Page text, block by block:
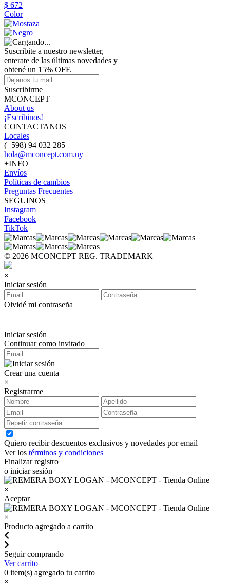
$ 672
Color
Suscribite a nuestro newsletter,
enterate de las últimas novedades y
obtené un 15% OFF.
Suscribirme
MCONCEPT
About us
¡Escribinos!
CONTACTANOS
Locales
(+598) 94 032 285
hola@mconcept.com.uy
+INFO
Envíos
Políticas de cambios
Preguntas Frecuentes
SEGUINOS
Instagram
Facebook
TikTok
© 2026 MCONCEPT REG. TRADEMARK
×
Iniciar sesión
Olvidé mi contraseña
Iniciar sesión
Continuar como invitado
Crear una cuenta
×
Registrarme
Quiero recibir descuentos exclusivos y novedades por email
Ver los términos y condiciones
Finalizar registro
o iniciar sesión
×
Aceptar
×
Producto agregado a carrito
Seguir comprando
Ver carrito
0 item(s) agregado tu carrito